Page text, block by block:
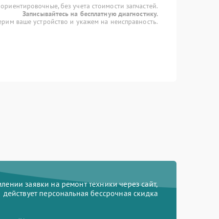
без учета стоимости запчастей.
Записывайтесь на бесплатную диагностику.
ваше устройство и укажем на неисправность.
заявки на ремонт техники через сайт,
действует персональная бессрочная скидка